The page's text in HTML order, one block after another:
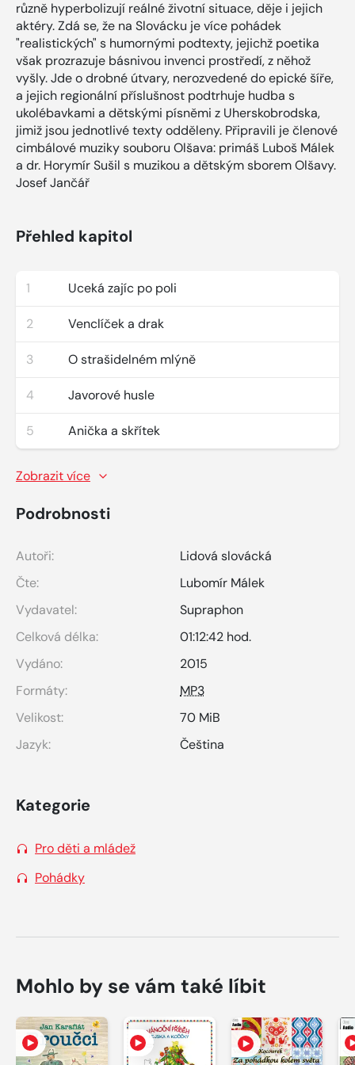
různě hyperbolizují reálné životní situace, děje i jejich
aktéry. Zdá se, že na Slovácku je více pohádek
"realistických" s humornými podtexty, jejichž poetika
však prozrazuje básnivou invenci prostředí, z něhož
vyšly. Jde o drobné útvary, nerozvedené do epické šíře,
a jejich regionální příslušnost podtrhuje hudba s
ukolébavkami a dětskými písněmi z Uherskobrodska,
jimiž jsou jednotlivé texty odděleny. Připravili je členové
cimbálové muziky souboru Olšava: primáš Luboš Málek
a dr. Horymír Sušil s muzikou a dětským sborem Olšavy.
Josef Jančář
Přehled kapitol
1 Uceká zajíc po poli
2 Venclíček a drak
3 O strašidelném mlýně
4 Javorové husle
5 Anička a skřítek
Zobrazit více
Podrobnosti
Autoři:
Lidová slovácká
Čte:
Lubomír Málek
Vydavatel:
Supraphon
Celková délka:
01:12:42 hod.
Vydáno:
2015
Formáty:
MP3
Velikost:
70 MiB
Jazyk:
Čeština
Kategorie
Pro děti a mládež
Pohádky
Mohlo by se vám také líbit